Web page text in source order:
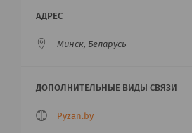
Минск, Беларусь
Pyzan.by